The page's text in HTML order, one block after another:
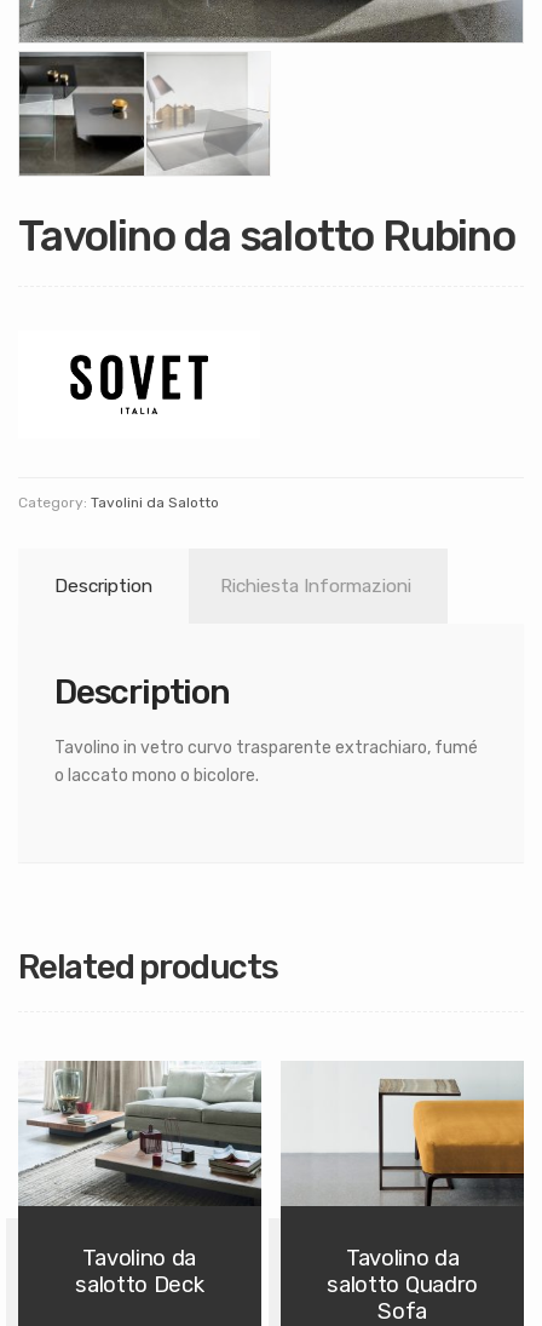
Tavolino da salotto Rubino
Category: Tavolini da Salotto
Description Richiesta Informazioni
Description
Tavolino in vetro curvo trasparente extrachiaro, fumé
o laccato mono o bicolore.
Related products
Tavolino da
salotto Deck
Tavolino da
salotto Quadro
Sofa